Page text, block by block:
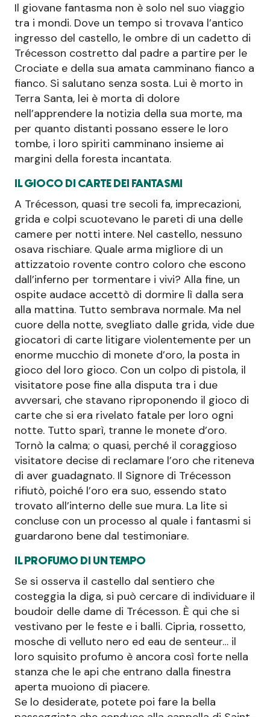
Il giovane fantasma non è solo nel suo viaggio
tra i mondi. Dove un tempo si trovava l’antico
ingresso del castello, le ombre di un cadetto di
Trécesson costretto dal padre a partire per le
Crociate e della sua amata camminano fianco a
fianco. Si salutano senza sosta. Lui è morto in
Terra Santa, lei è morta di dolore
nell’apprendere la notizia della sua morte, ma
per quanto distanti possano essere le loro
tombe, i loro spiriti camminano insieme ai
margini della foresta incantata.
IL GIOCO DI CARTE DEI FANTASMI
A Trécesson, quasi tre secoli fa, imprecazioni,
grida e colpi scuotevano le pareti di una delle
camere per notti intere. Nel castello, nessuno
osava rischiare. Quale arma migliore di un
attizzatoio rovente contro coloro che escono
dall’inferno per tormentare i vivi? Alla fine, un
ospite audace accettò di dormire lì dalla sera
alla mattina. Tutto sembrava normale. Ma nel
cuore della notte, svegliato dalle grida, vide due
giocatori di carte litigare violentemente per un
enorme mucchio di monete d’oro, la posta in
gioco del loro gioco. Con un colpo di pistola, il
visitatore pose fine alla disputa tra i due
avversari, che stavano riproponendo il gioco di
carte che si era rivelato fatale per loro ogni
notte. Tutto sparì, tranne le monete d’oro.
Tornò la calma; o quasi, perché il coraggioso
visitatore decise di reclamare l’oro che riteneva
di aver guadagnato. Il Signore di Trécesson
rifiutò, poiché l’oro era suo, essendo stato
trovato all’interno delle sue mura. La lite si
concluse con un processo al quale i fantasmi si
guardarono bene dal testimoniare.
IL PROFUMO DI UN TEMPO
Se si osserva il castello dal sentiero che
costeggia la diga, si può cercare di individuare il
boudoir delle dame di Trécesson. È qui che si
vestivano per le feste e i balli. Cipria, rossetto,
mosche di velluto nero ed eau de senteur… il
loro squisito profumo è ancora così forte nella
stanza che le api che entrano dalla finestra
aperta muoiono di piacere.
Se lo desiderate, potete poi fare la bella